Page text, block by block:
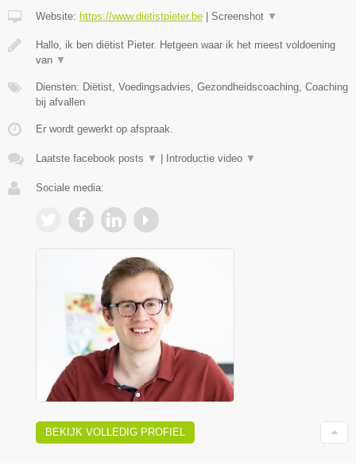
Website: https://www.dietistpieter.be | Screenshot ▼
Hallo, ik ben diëtist Pieter. Hetgeen waar ik het meest voldoening
van ▼
Diensten: Diëtist, Voedingsadvies, Gezondheidscoaching, Coaching
bij afvallen
Er wordt gewerkt op afspraak.
Laatste facebook posts ▼ | Introductie video ▼
Sociale media:
BEKIJK VOLLEDIG PROFIEL